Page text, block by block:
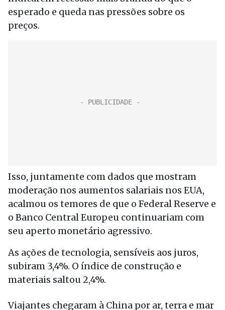
esperado e queda nas pressões sobre os
preços.
Isso, juntamente com dados que mostram
moderação nos aumentos salariais nos EUA,
acalmou os temores de que o Federal Reserve e
o Banco Central Europeu continuariam com
seu aperto monetário agressivo.
As ações de tecnologia, sensíveis aos juros,
subiram 3,4%. O índice de construção e
materiais saltou 2,4%.
Viajantes chegaram à China por ar, terra e mar